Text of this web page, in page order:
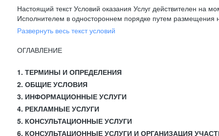
Настоящий текст Условий оказания Услуг действителен на
Исполнителем в одностороннем порядке путем размещения
Развернуть весь текст условий
ОГЛАВЛЕНИЕ
1. ТЕРМИНЫ И ОПРЕДЕЛЕНИЯ
2. ОБЩИЕ УСЛОВИЯ
3. ИНФОРМАЦИОННЫЕ УСЛУГИ
4. РЕКЛАМНЫЕ УСЛУГИ
5. КОНСУЛЬТАЦИОННЫЕ УСЛУГИ
6. КОНСУЛЬТАЦИОННЫЕ УСЛУГИ И ОРГАНИЗАЦИЯ